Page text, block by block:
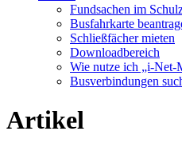
Fundsachen im
Busfahrkarte
Schließfächer mieten
Downloadbereich
Wie nutze ich „i-Net-
Busverbindungen
Artikel